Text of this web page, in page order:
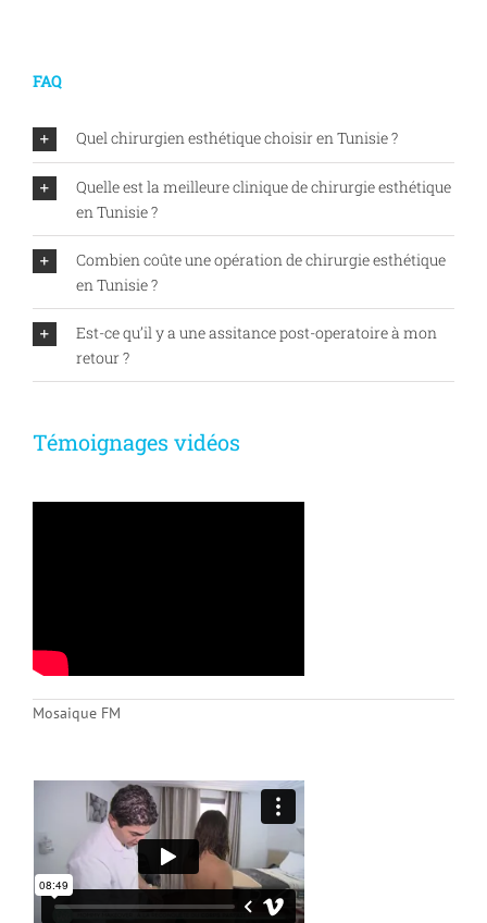
FAQ
Quel chirurgien esthétique choisir en Tunisie ?
Quelle est la meilleure clinique de chirurgie esthétique
en Tunisie ?
Combien coûte une opération de chirurgie esthétique
en Tunisie ?
Est-ce qu’il y a une assitance post-operatoire à mon
retour ?
Témoignages vidéos
Mosaique FM